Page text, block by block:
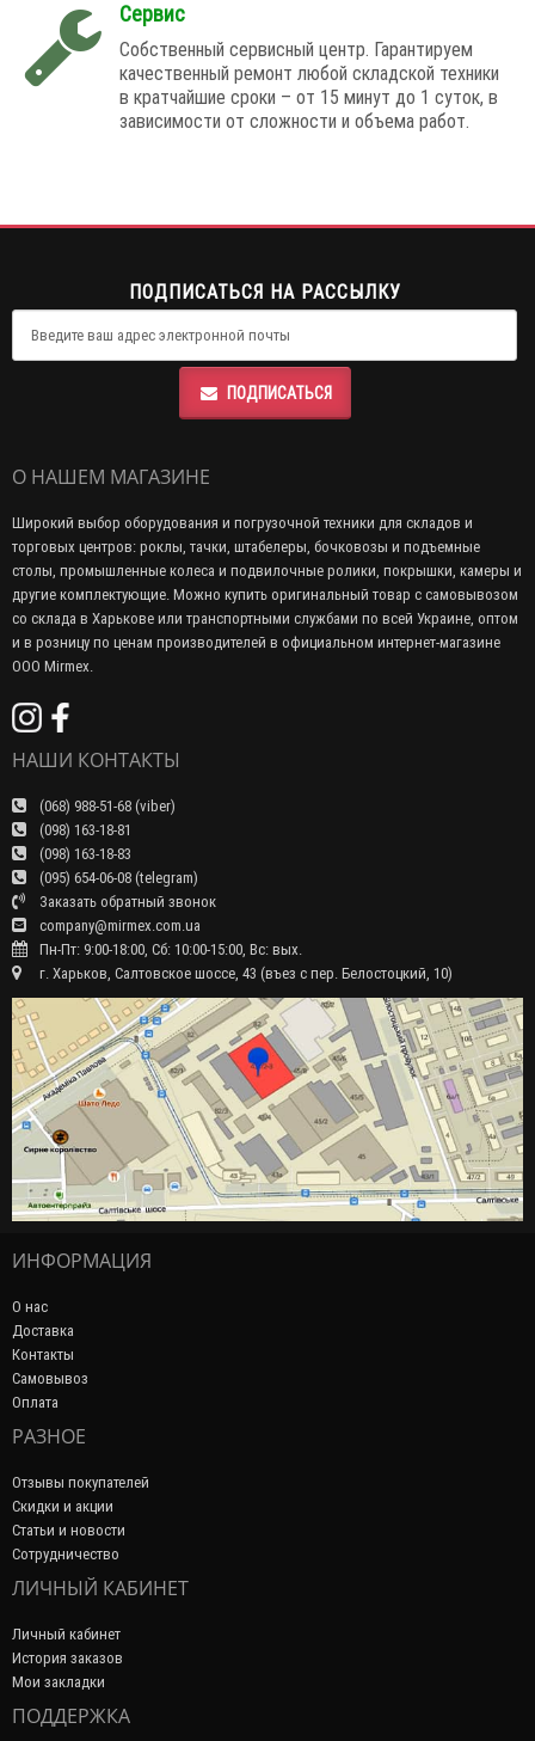
Сервис
Собственный сервисный центр. Гарантируем
качественный ремонт любой складской техники
в кратчайшие сроки – от 15 минут до 1 суток, в
зависимости от сложности и объема работ.
ПОДПИСАТЬСЯ НА РАССЫЛКУ
ПОДПИСАТЬСЯ
О НАШЕМ МАГАЗИНЕ
Широкий выбор оборудования и погрузочной техники для складов и
торговых центров: роклы, тачки, штабелеры, бочковозы и подъемные
столы, промышленные колеса и подвилочные ролики, покрышки, камеры и
другие комплектующие. Можно купить оригинальный товар с самовывозом
со склада в Харькове или транспортными службами по всей Украине, оптом
и в розницу по ценам производителей в официальном интернет-магазине
ООО Mirmex.
НАШИ КОНТАКТЫ
(068) 988-51-68 (viber)
(098) 163-18-81
(098) 163-18-83
(095) 654-06-08 (telegram)
Заказать обратный звонок
company@mirmex.com.ua
Пн-Пт: 9:00-18:00, Сб: 10:00-15:00, Вс: вых.
г. Харьков, Салтовское шоссе, 43 (въез с пер. Белостоцкий, 10)
ИНФОРМАЦИЯ
О нас
Доставка
Контакты
Самовывоз
Оплата
РАЗНОЕ
Отзывы покупателей
Скидки и акции
Статьи и новости
Сотрудничество
ЛИЧНЫЙ КАБИНЕТ
Личный кабинет
История заказов
Мои закладки
ПОДДЕРЖКА